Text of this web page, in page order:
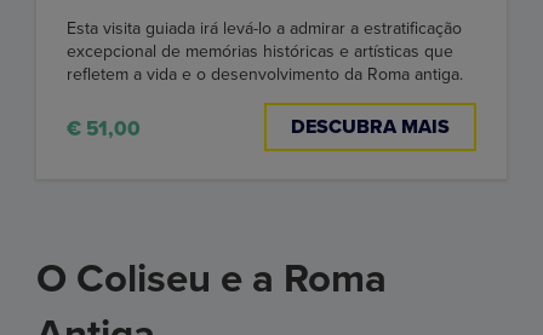
Esta visita guiada irá levá-lo a admirar a estratificação
excepcional de memórias históricas e artísticas que
refletem a vida e o desenvolvimento da Roma antiga.
€ 51,00 DESCUBRA MAIS
O Coliseu e a Roma